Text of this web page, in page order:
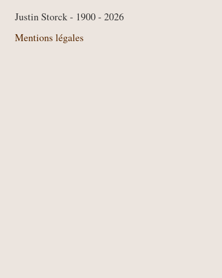
Justin Storck - 1900 - 2026
Mentions légales